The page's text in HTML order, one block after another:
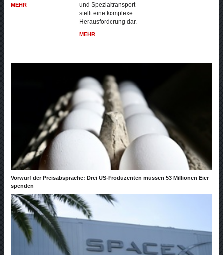
MEHR
und Spezialtransport
stellt eine komplexe
Herausforderung dar.
MEHR
Vorwurf der Preisabsprache: Drei US-Produzenten müssen 53 Millionen Eier
spenden